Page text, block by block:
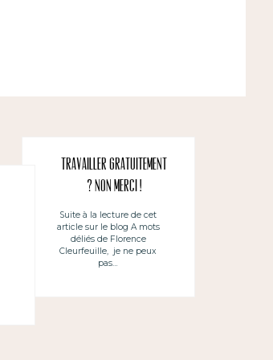
Travailler gratuitement
? Non merci !
Suite à la lecture de cet
article sur le blog A mots
déliés de Florence
Cleurfeuille, je ne peux
pas…